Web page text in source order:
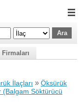
Firmaları
İlaçları » Öksürük
(Balgam Söktürücü